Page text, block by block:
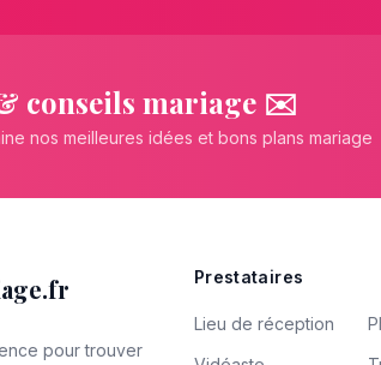
conseils mariage ✉️
nos meilleures idées et bons plans mariage
pour trouver
Prestataires
Lieu de réception